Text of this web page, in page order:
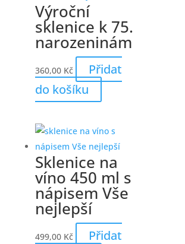
Výroční
sklenice k 75.
narozeninám
360,00 Kč
Přidat
do košíku
Sklenice na
víno 450 ml s
nápisem Vše
nejlepší
499,00 Kč
Přidat